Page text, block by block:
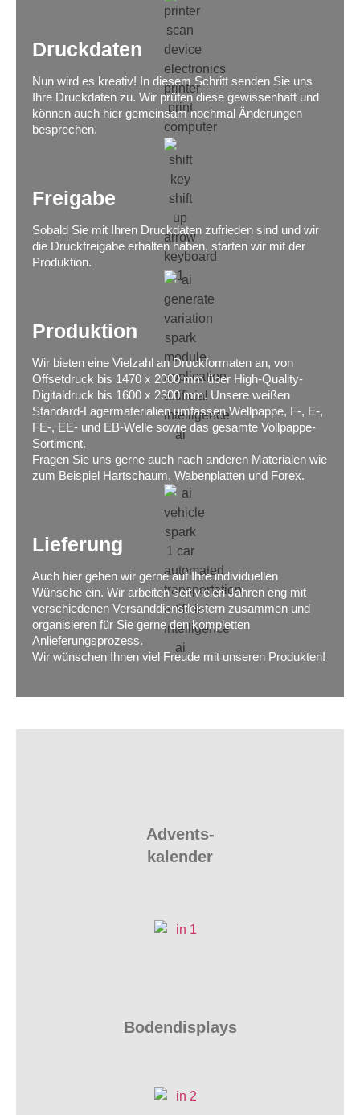
Druckdaten
Nun wird es kreativ! In diesem Schritt senden Sie uns
Ihre Druckdaten zu. Wir prüfen diese gewissenhaft und
können auch hier gemeinsam nochmal Änderungen
besprechen.
Freigabe
Sobald Sie mit Ihren Druckdaten zufrieden sind und wir
die Druckfreigabe erhalten haben, starten wir mit der
Produktion.
Produktion
Wir bieten eine Vielzahl an Druckformaten an, von
Offsetdruck bis 1470 x 2000 mm über High-Quality-
Digitaldruck bis 1600 x 2300 mm. Unsere weißen
Standard-Lagermaterialien umfassen Wellpappe, F-, E-,
FE-, EE- und EB-Welle sowie das gesamte Vollpappe-
Sortiment.
Fragen Sie uns gerne auch nach anderen Materialen wie
zum Beispiel Hartschaum, Wabenplatten und Forex.
Lieferung
Auch hier gehen wir gerne auf Ihre individuellen
Wünsche ein. Wir arbeiten seit vielen Jahren eng mit
verschiedenen Versanddienstleistern zusammen und
organisieren für Sie gerne den kompletten
Anlieferungsprozess.
Wir wünschen Ihnen viel Freude mit unseren Produkten!
Advents-
kalender
Bodendisplays